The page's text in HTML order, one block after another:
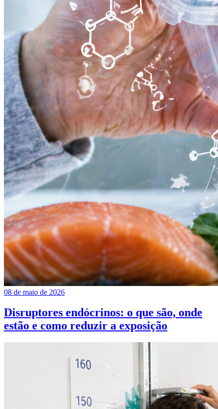
08 de maio de 2026
Disruptores endócrinos: o que são, onde
estão e como reduzir a exposição